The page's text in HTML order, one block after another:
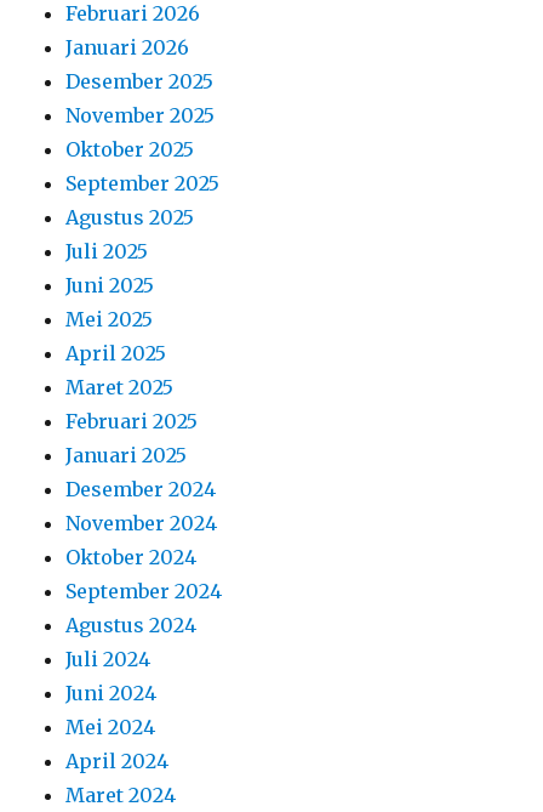
Februari 2026
Januari 2026
Desember 2025
November 2025
Oktober 2025
September 2025
Agustus 2025
Juli 2025
Juni 2025
Mei 2025
April 2025
Maret 2025
Februari 2025
Januari 2025
Desember 2024
November 2024
Oktober 2024
September 2024
Agustus 2024
Juli 2024
Juni 2024
Mei 2024
April 2024
Maret 2024